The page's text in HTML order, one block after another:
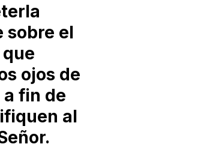
sobre el
ojos de
fin de
al